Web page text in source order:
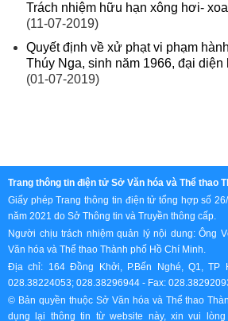
Trách nhiệm hữu hạn xông hơi-
(11-07-2019)
Quyết định về xử phạt vi phạm
Thúy Nga, sinh năm 1966, đại diện
(01-07-2019)
Trang thông tin điện tử Sở Văn hóa và Thể thao
Giấy phép Trang thông tin điện tử tổng hợp số
năm 2021 do Sở Thông tin và Truyền thông cấp.
Người chịu trách nhiệm quản lý nội dung: Ông
Văn hóa và Thể thao Thành phố Hồ Chí Minh.
Địa chỉ: 164 Đồng Khởi, P.Bến Nghé, Q1,
028.38224053; 028.38296944 - Fax:
© Bản quyền thuộc Sở Văn hóa và Thể thao
dụng lại thông tin từ website này, xin vui